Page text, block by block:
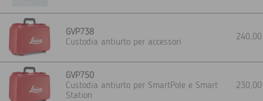
GVP738
Custodia antiurto per accessori
GVP750
Custodia antiurto per SmartPole e Smart
Station